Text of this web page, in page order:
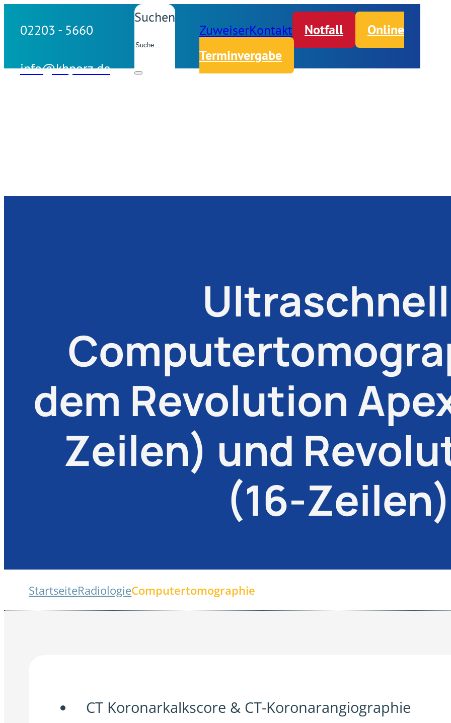
02203 - 5660
info@khporz.de
Suchen
ZuweiserKontakt Notfall
Online
Terminvergabe
dem Revolution
Zeilen) und
(16-Zeilen)
StartseiteRadiologieComputertomographie
CT Koronarkalkscore & CT-Koronarangiographie